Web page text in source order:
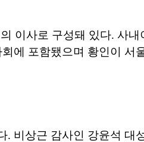
이사로 구성돼 있다. 사내
에 포함됐으며 황인이 서
비상근 감사인 강윤석 대